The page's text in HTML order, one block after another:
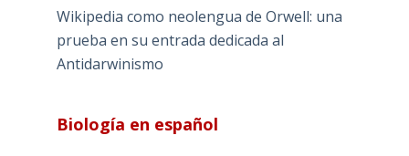
Wikipedia como neolengua de Orwell: una
prueba en su entrada dedicada al
Antidarwinismo
Biología en español